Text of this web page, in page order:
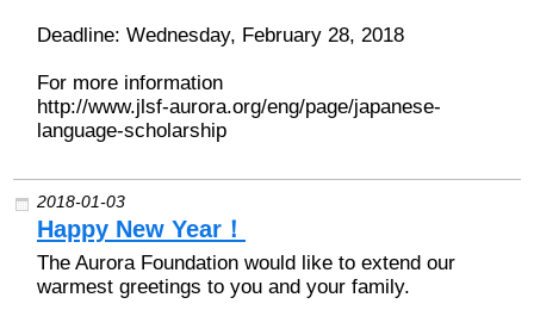
Deadline: Wednesday, February 28, 2018
For more information
http://www.jlsf-aurora.org/eng/page/japanese-
language-scholarship
2018-01-03
Happy New Year！
The Aurora Foundation would like to extend our
warmest greetings to you and your family.